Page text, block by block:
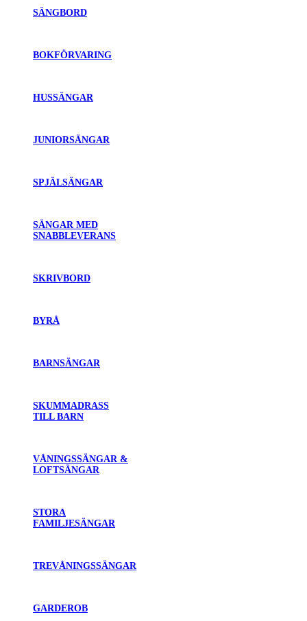
SÄNGBORD
BOKFÖRVARING
HUSSÄNGAR
JUNIORSÄNGAR
SPJÄLSÄNGAR
SÄNGAR MED
SNABBLEVERANS
SKRIVBORD
BYRÅ
BARNSÄNGAR
SKUMMADRASS
TILL BARN
VÅNINGSSÄNGAR &
LOFTSÄNGAR
STORA
FAMILJESÄNGAR
TREVÅNINGSSÄNGAR
GARDEROB